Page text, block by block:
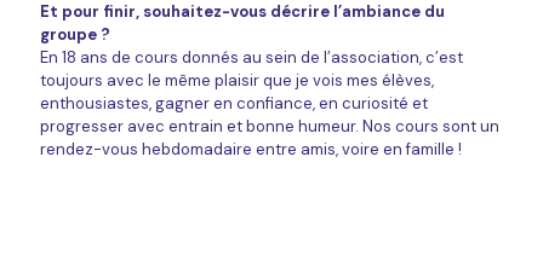
Et pour finir, souhaitez-vous décrire l’ambiance du
groupe ?
En 18 ans de cours donnés au sein de l’association, c’est
toujours avec le même plaisir que je vois mes élèves,
enthousiastes, gagner en confiance, en curiosité et
progresser avec entrain et bonne humeur. Nos cours sont un
rendez-vous hebdomadaire entre amis, voire en famille !